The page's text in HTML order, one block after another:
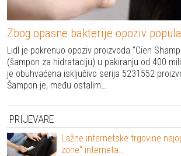
Zbog opasne bakterije opoziv
Lidl je pokrenuo opoziv proizvoda "Cien
(šampon za hidrataciju) u pakiranju od 400
je obuhvaćena isključivo serija 5231552
Šampon je, među ostalim…
PRIJEVARE
Lažne internetske trgovine
zone" interneta…